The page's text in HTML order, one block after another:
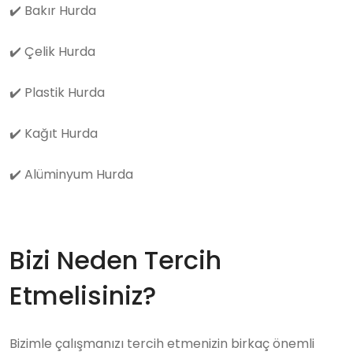
✔️ Bakır Hurda
✔️ Çelik Hurda
✔️ Plastik Hurda
✔️ Kağıt Hurda
✔️ Alüminyum Hurda
Bizi Neden Tercih
Etmelisiniz?
Bizimle çalışmanızı tercih etmenizin birkaç önemli